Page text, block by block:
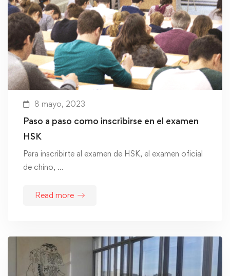
8 mayo, 2023
Paso a paso como inscribirse en el examen
HSK
Para inscribirte al examen de HSK, el examen oficial
de chino, …
Read more